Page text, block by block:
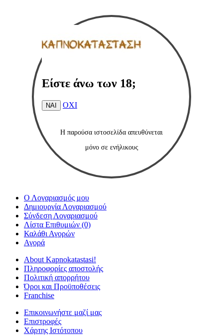
Είστε άνω των 18;
ΝΑΙ ΟΧΙ
Η παρούσα ιστοσελίδα απευθύνεται
μόνο σε ενήλικους
Ο Λογαριασμός μου
Δημιουργία Λογαριασμού
Σύνδεση Λογαριασμού
Λίστα Επιθυμιών (0)
Καλάθι Αγορών
Αγορά
About Kapnokatastasi!
Πληροφορίες αποστολής
Πολιτική απορρήτου
Όροι και Προϋποθέσεις
Franchise
Επικοινωνήστε μαζί μας
Επιστροφές
Χάρτης Ιστότοπου